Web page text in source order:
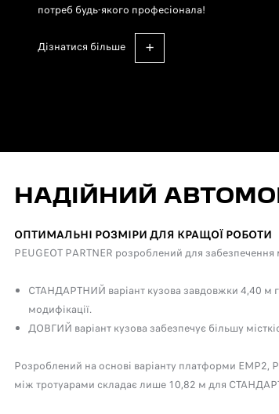
потреб будь-якого професіонала!
дізнатися більше
НАДІЙНИЙ
ОПТИМАЛЬНІ РОЗМІРИ ДЛЯ КРАЩОЇ РОБОТИ
PEUGEOT PARTNER розроблений для
СТАНДАРТНИЙ варіант кузова завдовжки 4,40 м
модифікації.
ДОВГИЙ варіант кузова забезпечує більшу
Розроблений на основі варіанту платформи EMP2,
між тротуарами складає лише 10,82 м для